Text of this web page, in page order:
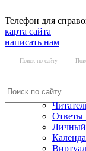
Телефон для
карта сайта
написать нам
Поиск по сайту
Ответы
Личный